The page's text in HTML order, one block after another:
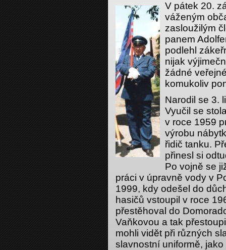
V pátek 20.
váženým
zasloužilým
panem
podlehl
nijak
žádné
komukoliv
Narodil se 3.
Vyučil se
v roce 1959
výrobu
řidič tanku.
přinesl si
Po vojně se
práci v úpravně vody v
1999, kdy odešel do
hasičů vstoupil v roce
přestěhoval do
Vaňkovou a tak
mohli vidět při různých
slavnostní uniformě,